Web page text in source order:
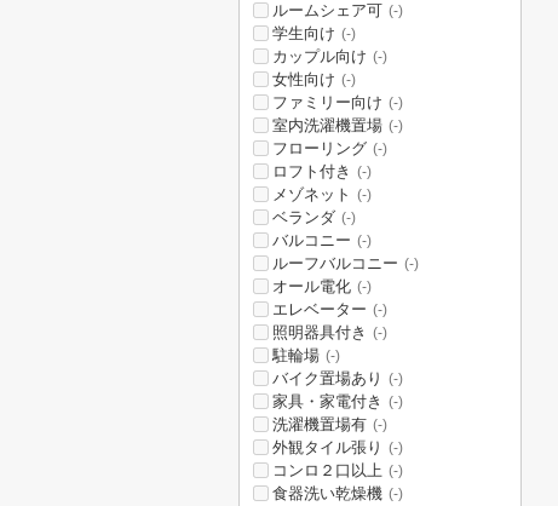
ルームシェア可 (-)
学生向け (-)
カップル向け (-)
女性向け (-)
ファミリー向け (-)
室内洗濯機置場 (-)
フローリング (-)
ロフト付き (-)
メゾネット (-)
ベランダ (-)
バルコニー (-)
ルーフバルコニー (-)
オール電化 (-)
エレベーター (-)
照明器具付き (-)
駐輪場 (-)
バイク置場あり (-)
家具・家電付き (-)
洗濯機置場有 (-)
外観タイル張り (-)
コンロ２口以上 (-)
食器洗い乾燥機 (-)